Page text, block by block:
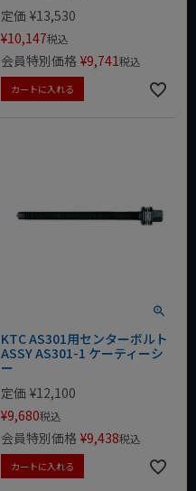
定価 ¥13,530
¥10,147税込
会員特別価格 ¥9,741税込
カートに入れる
KTC AS301用センターボルト
ASSY AS301-1 ケーティーシ
ー
定価 ¥12,100
¥9,680税込
会員特別価格 ¥9,438税込
カートに入れる